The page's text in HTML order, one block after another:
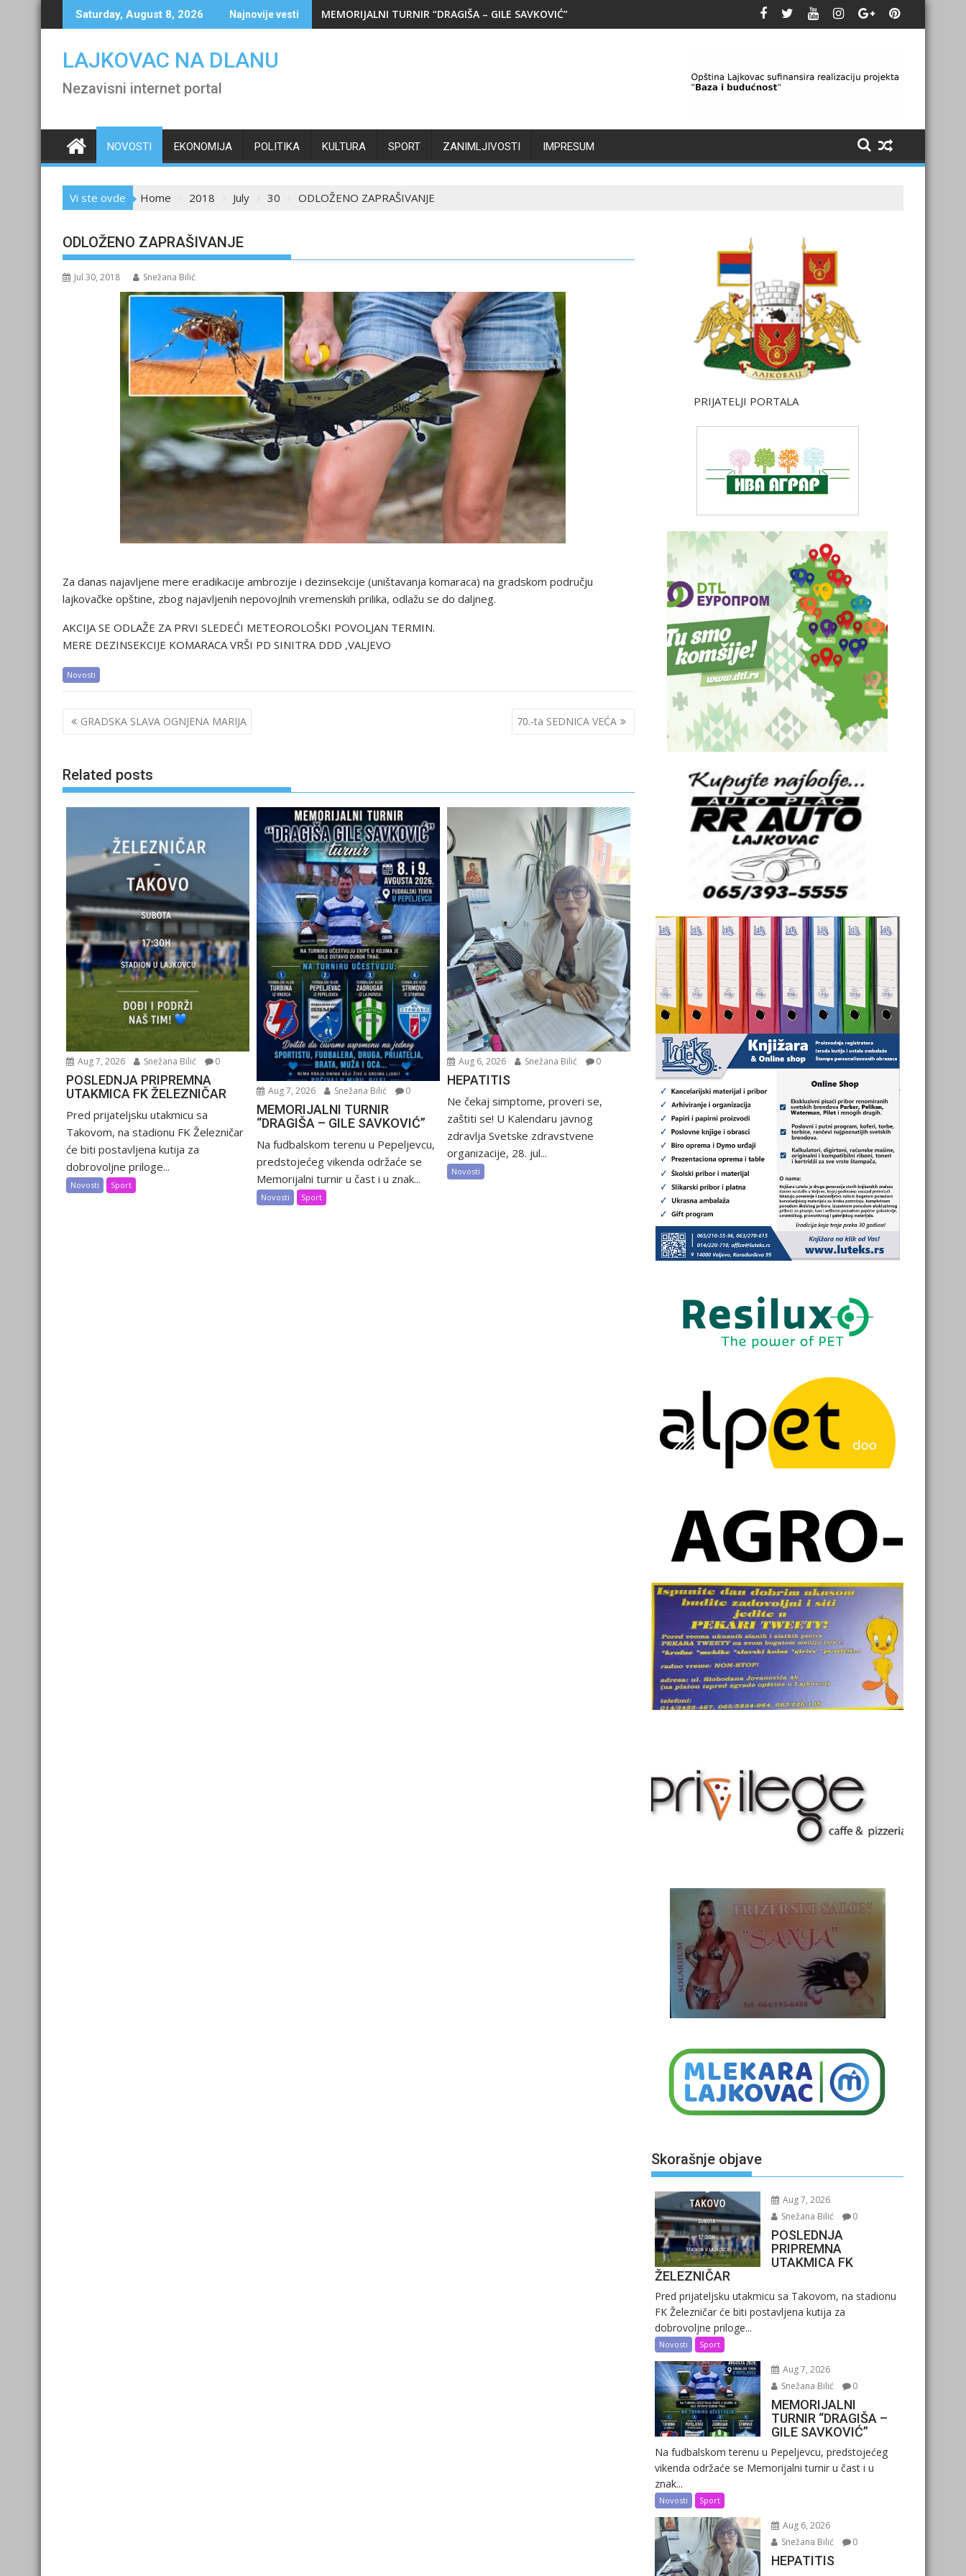
to
Saturday, August 8, 2026 Najnovije vesti MEMORIJALNI TURNIR “DRAGIŠA – GILE SAVKOVIĆ”
LAJKOVAC NA DLANU
Nezavisni internet portal
NOVOSTI EKONOMIJA POLITIKA KULTURA SPORT ZANIMLJIVOSTI IMPRESUM
Vi ste ovde Home 2018 July 30 ODLOŽENO ZAPRAŠIVANJE
ODLOŽENO ZAPRAŠIVANJE
Jul 30, 2018 Snežana Bilić
Za danas najavljene mere eradikacije ambrozije i dezinsekcije (uništavanja komaraca) na gradskom području
lajkovačke opštine, zbog najavljenih nepovojlnih vremenskih prilika, odlažu se do daljneg.
AKCIJA SE ODLAŽE ZA PRVI SLEDEĆI METEOROLOŠKI POVOLJAN TERMIN.
MERE DEZINSEKCIJE KOMARACA VRŠI PD SINITRA DDD ,VALJEVO
Novosti
Post
navigation
GRADSKA SLAVA OGNJENA MARIJA 70.-ta SEDNICA VEĆA
Related posts
Aug 7, 2026 Snežana Bilić 0
POSLEDNJA PRIPREMNA
UTAKMICA FK ŽELEZNIČAR
Pred prijateljsku utakmicu sa
Takovom, na stadionu FK Železničar
će biti postavljena kutija za
dobrovoljne priloge...
Novosti Sport
Aug 7, 2026 Snežana Bilić 0
MEMORIJALNI TURNIR
“DRAGIŠA – GILE SAVKOVIĆ”
Na fudbalskom terenu u Pepeljevcu,
predstojećeg vikenda održaće se
Memorijalni turnir u čast i u znak...
Novosti Sport
Aug 6, 2026 Snežana Bilić 0
HEPATITIS
Ne čekaj simptome, proveri se,
zaštiti se! U Kalendaru javnog
zdravlja Svetske zdravstvene
organizacije, 28. jul...
Novosti
PRIJATELJI PORTALA
Skorašnje objave
Aug 7, 2026
Snežana Bilić
0
POSLEDNJA
PRIPREMNA
UTAKMICA FK
ŽELEZNIČAR
Pred prijateljsku utakmicu sa Takovom, na stadionu
FK Železničar će biti postavljena kutija za
dobrovoljne priloge...
Novosti Sport
Aug 7, 2026
Snežana Bilić
0
MEMORIJALNI
TURNIR “DRAGIŠA –
GILE SAVKOVIĆ”
Na fudbalskom terenu u Pepeljevcu, predstojećeg
vikenda održaće se Memorijalni turnir u čast i u
znak...
Novosti Sport
Aug 6, 2026
Snežana Bilić
0
HEPATITIS